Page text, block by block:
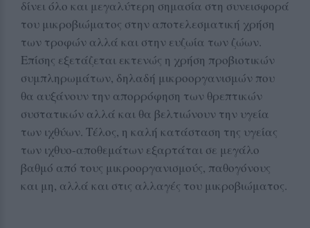
δίνει όλο και μεγαλύτερη σημασία στη συνεισφορά
του μικροβιώματος στην αποτελεσματική χρήση
των τροφών αλλά και στην ευζωία των ζώων.
Επίσης εξετάζεται εκτενώς η χρήση προβιοτικών
συμπληρωμάτων, δηλαδή μικροοργανισμών που
θα αυξάνουν την απορρόφηση των θρεπτικών
συστατικών αλλά και θα βελτιώνουν την υγεία
των ιχθύων. Τέλος, η καλή κατάσταση της υγείας
των ιχθυο-αποθεμάτων εξαρτάται σε μεγάλο
βαθμό από τους μικροοργανισμούς, παθογόνους
και μη, αλλά και στις αλλαγές του μικροβιώματος.